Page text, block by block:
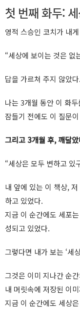
첫 번째 화두:
영적 스승인 코치가 내
“세상에 보이는 것은 없
답을 가르쳐 주지 않았
나는 3개월 동안 이 화
잠들기 전에도 이 질문
그리고 3개월 후, 깨달
“세상은 모두 변하고 있
내 앞에 있는 이 책상,
하고 있었다.
지금 이 순간에도 세포
성되고 있었다.
그렇다면 내가 보는 ‘세
그것은 이미 지나간 순
내 머릿속에 저장된 이
지금 이 순간에도 세상